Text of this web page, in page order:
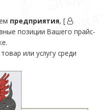
предприятия, [
позиции Вашего прайс-
или услугу среди